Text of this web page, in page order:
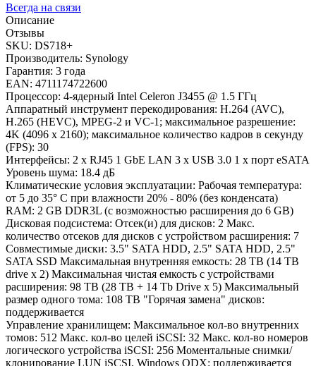
Всегда на связи
Описание
Отзывы
SKU: DS718+
Производитель: Synology
Гарантия: 3 года
EAN: 4711174722600
Процессор: 4-ядерный Intel Celeron J3455 @ 1.5 ГГц
Аппаратный инструмент перекодирования: H.264 (AVC),
H.265 (HEVC), MPEG-2 и VC-1; максимальное разрешение:
4K (4096 x 2160); максимальное количество кадров в секунду
(FPS): 30
Интерфейсы: 2 х RJ45 1 GbE LAN 3 x USB 3.0 1 x порт eSATA
Уровень шума: 18.4 дБ
Климатические условия эксплуатации: Рабочая температура:
от 5 до 35° C при влажности 20% - 80% (без конденсата)
RAM: 2 GB DDR3L (с возможностью расширения до 6 GB)
Дисковая подсистема: Отсек(и) для дисков: 2 Макс.
количество отсеков для дисков с устройством расширения: 7
Совместимые диски: 3.5" SATA HDD, 2.5" SATA HDD, 2.5"
SATA SSD Максимальная внутренняя емкость: 28 TB (14 TB
drive x 2) Максимальная чистая емкость с устройствами
расширения: 98 TB (28 TB + 14 Tb Drive x 5) Максимальный
размер одного тома: 108 TB "Горячая замена" дисков:
поддерживается
Управление хранилищем: Максимальное кол-во внутренних
томов: 512 Макс. кол-во целей iSCSI: 32 Макс. кол-во номеров
логического устройства iSCSI: 256 Моментальные снимки/
клонирование LUN iSCSI, Windows ODX: поддерживается